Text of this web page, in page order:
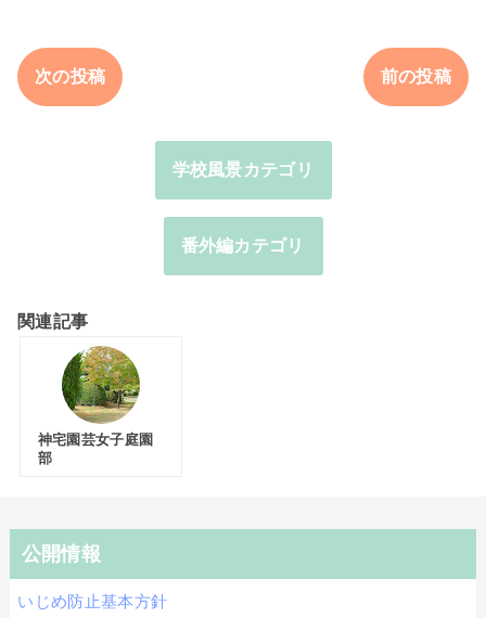
次の投稿 前の投稿
学校風景カテゴリ
番外編カテゴリ
関連記事
神宅園芸女子庭園
部
公開情報
いじめ防止基本方針